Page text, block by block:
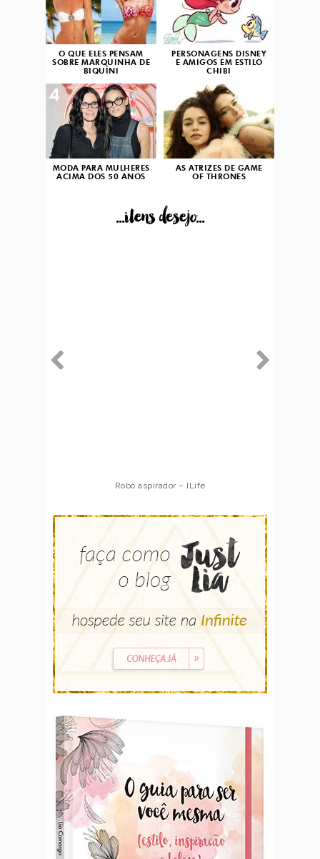
O QUE ELES PENSAM
SOBRE MARQUINHA DE
BIQUÍNI
PERSONAGENS DISNEY
E AMIGOS EM ESTILO
CHIBI
MODA PARA MULHERES
ACIMA DOS 50 ANOS
4
AS ATRIZES DE GAME
OF THRONES
...itens desejo...
Robô aspirador – ILife